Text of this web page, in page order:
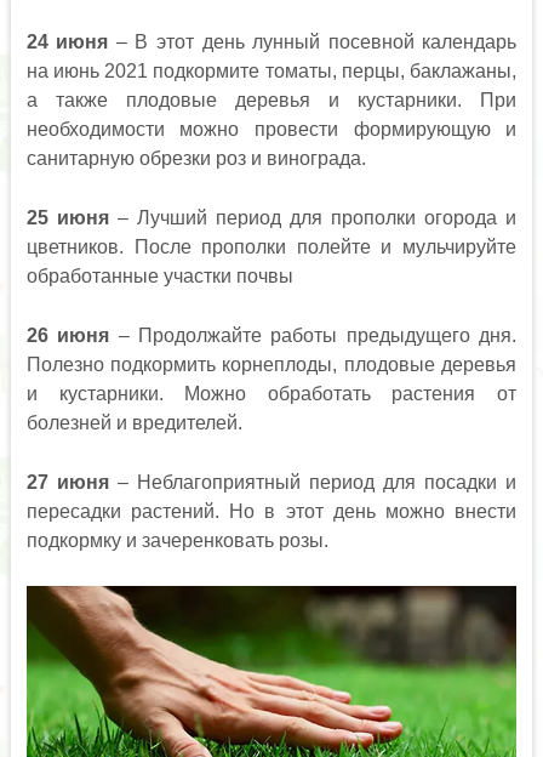
24 июня – В этот день лунный посевной календарь
на июнь 2021 подкормите томаты, перцы, баклажаны,
а также плодовые деревья и кустарники. При
необходимости можно провести формирующую и
санитарную обрезки роз и винограда.
25 июня– Лучший период для прополки огорода и
цветников. После прополки полейте и мульчируйте
обработанные участки почвы
26 июня – Продолжайте работы предыдущего дня.
Полезно подкормить корнеплоды, плодовые деревья
и кустарники. Можно обработать растения от
болезней и вредителей.
27 июня– Неблагоприятный период для посадки и
пересадки растений. Но в этот день можно внести
подкормку и зачеренковать розы.